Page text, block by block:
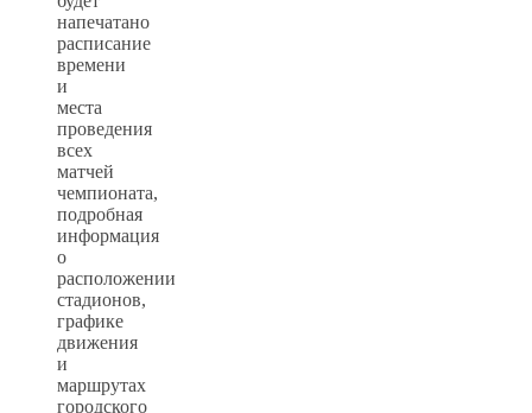
напечатано
расписание
времени
и
места
проведения
всех
матчей
чемпионата,
подробная
информация
о
расположении
стадионов,
графике
движения
и
маршрутах
городского